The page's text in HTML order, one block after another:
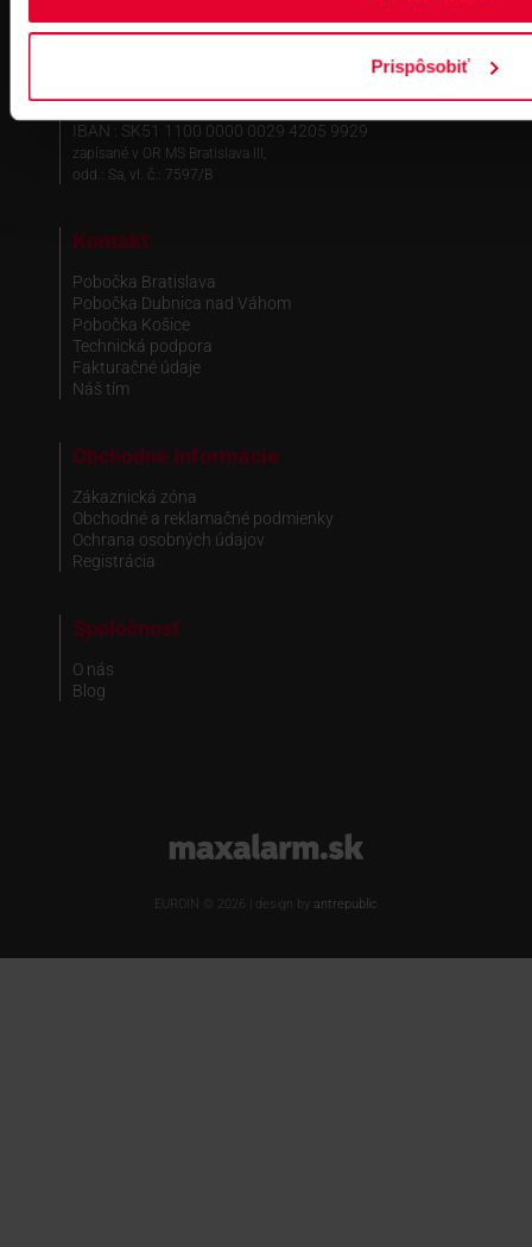
Prispôsobiť
IBAN : SK51 1100 0000 0029 4205 9929
zapísané v OR MS Bratislava III,
odd.: Sa, vl. č.: 7597/B
Kontakt
Pobočka Bratislava
Pobočka Dubnica nad Váhom
Pobočka Košice
Technická podpora
Fakturačné údaje
Náš tím
Obchodné informácie
Zákaznická zóna
Obchodné a reklamačné podmienky
Ochrana osobných údajov
Registrácia
Spoločnosť
O nás
Blog
www.maxalarm.sk
EUROIN © 2026 | design by antrepublic